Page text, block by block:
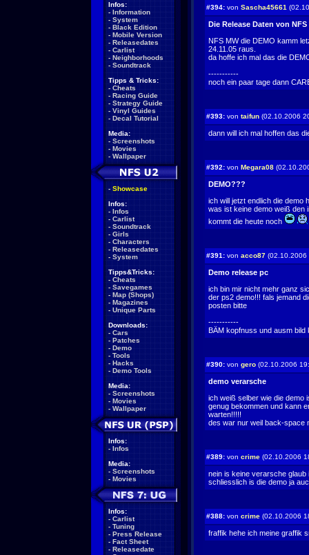
Infos:
- Information
- System
- Black Edition
- Mobile Version
- Releasedates
- Carlist
- Neighborhoods
- Soundtrack
Tipps & Tricks:
- Cheats
- Racing Guide
- Strategy Guide
- Vinyl Guides
- Decal Tutorial
Media:
- Screenshots
- Movies
- Wallpaper
- Showcase
Infos:
- Infos
- Carlist
- Soundtrack
- Girls
- Characters
- Releasedates
- System
Tipps&Tricks:
- Cheats
- Savegames
- Map (Shops)
- Magazines
- Unique Parts
Downloads:
- Cars
- Patches
- Demo
- Tools
- Hacks
- Demo Tools
Media:
- Screenshots
- Movies
- Wallpaper
Infos:
- Infos
Media:
- Screenshots
- Movies
Infos:
- Carlist
- Tuning
- Press Release
- Fact Sheet
- Releasedate
#394: von Sascha45661
Die Release Daten von NFS
NFS MW die DEMO kamm
24.11.05 raus.
da hoffe ich mal das die
-----------
noch ein paar tage dann
#393: von taifun (02.10.2006
dann will ich mal hoffen das
#392: von Megara08
DEMO???
ich will jetzt endlich die demo
was ist keine demo weiß den
kommt die heute noch
#391: von acco87 (02.10.2006
Demo release pc
ich bin mir nicht mehr ganz
der ps2 demo!!! fals jemand
posten bitte
-----------
BÄM kopfnuss und ausm
#390: von gero (02.10.2006
demo verarsche
ich weiß selber wie die demo
genug bekommen und kann
warten!!!!!
des war nur weil back-space
#389: von crime (02.10.2006
nein is keine verarsche
schliesslich is die demo ja
#388: von crime (02.10.2006
fraffik hehe ich meine graffik